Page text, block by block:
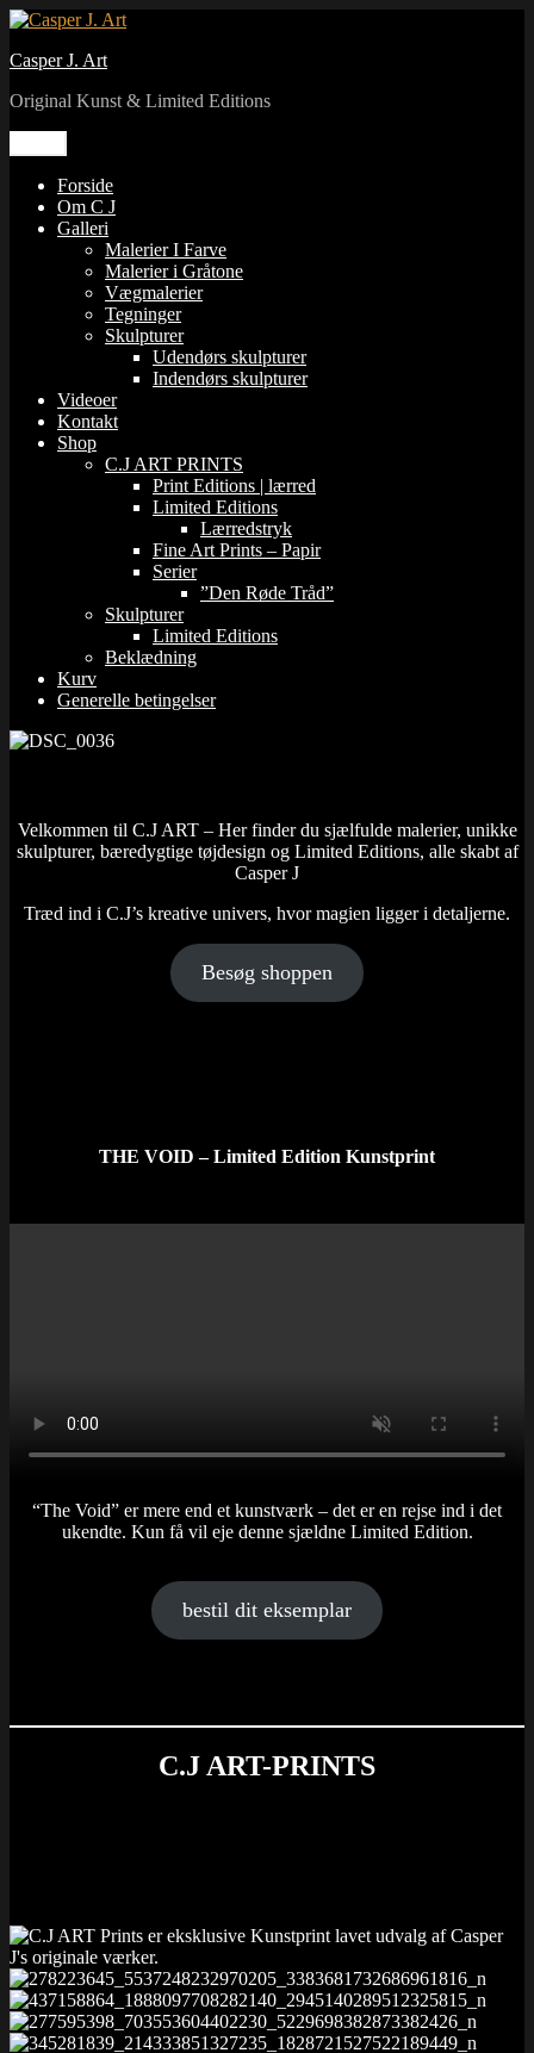
Videre
indhold
Casper J. Art
Original Kunst & Limited Editions
Forside
Om C J
Galleri
Malerier I Farve
Malerier i Gråtone
Vægmalerier
Tegninger
Skulpturer
Udendørs skulpturer
Indendørs skulpturer
Videoer
Kontakt
Shop
C.J ART PRINTS
Print Editions | lærred
Limited Editions
Lærredstryk
Fine Art Prints – Papir
Serier
”Den Røde Tråd”
Skulpturer
Limited Editions
Beklædning
Kurv
Generelle betingelser
Velkommen til C.J ART – Her finder du sjælfulde malerier, unikke
skulpturer, bæredygtige tøjdesign og Limited Editions, alle skabt af
Casper J
Træd ind i C.J’s kreative univers, hvor magien ligger i detaljerne.
Besøg shoppen
THE VOID – Limited Edition Kunstprint
“The Void” er mere end et kunstværk – det er en rejse ind i det
ukendte. Kun få vil eje denne sjældne Limited Edition.
bestil dit eksemplar
C.J ART-PRINTS